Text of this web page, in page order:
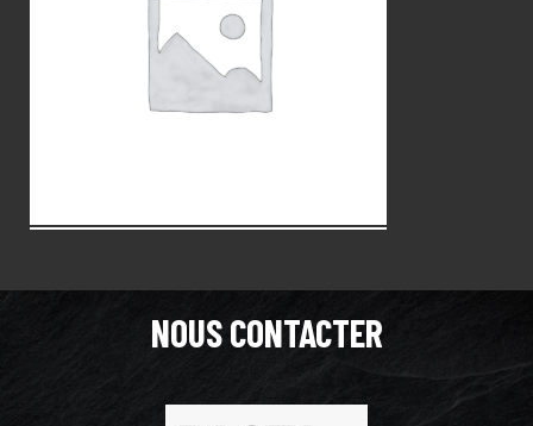
NOUS CONTACTER